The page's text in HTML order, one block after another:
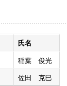
氏名
稲葉 俊光
佐田 克巳